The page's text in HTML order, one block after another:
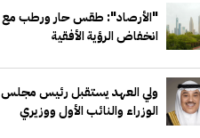
"الأرصاد": طقس حار ورطب مع
انخفاض الرؤية الأفقية
ولي العهد يستقبل رئيس مجلس
الوزراء والنائب الأول ووزيري